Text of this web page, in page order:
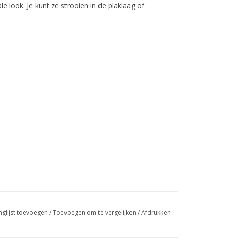
look. Je kunt ze strooien in de plaklaag of
toevoegen /Toevoegen om te vergelijken /Afdrukken